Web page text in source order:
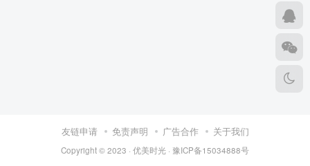
友链申请 免责声明 广告合作 关于我们
Copyright © 2023 · 优美时光 · 豫ICP备15034888号